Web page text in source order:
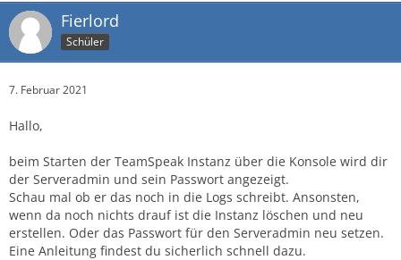
Fierlord
Schüler
7. Februar 2021
Hallo,
beim Starten der TeamSpeak Instanz über die Konsole wird dir
der Serveradmin und sein Passwort angezeigt.
Schau mal ob er das noch in die Logs schreibt. Ansonsten,
wenn da noch nichts drauf ist die Instanz löschen und neu
erstellen. Oder das Passwort für den Serveradmin neu setzen.
Eine Anleitung findest du sicherlich schnell dazu.